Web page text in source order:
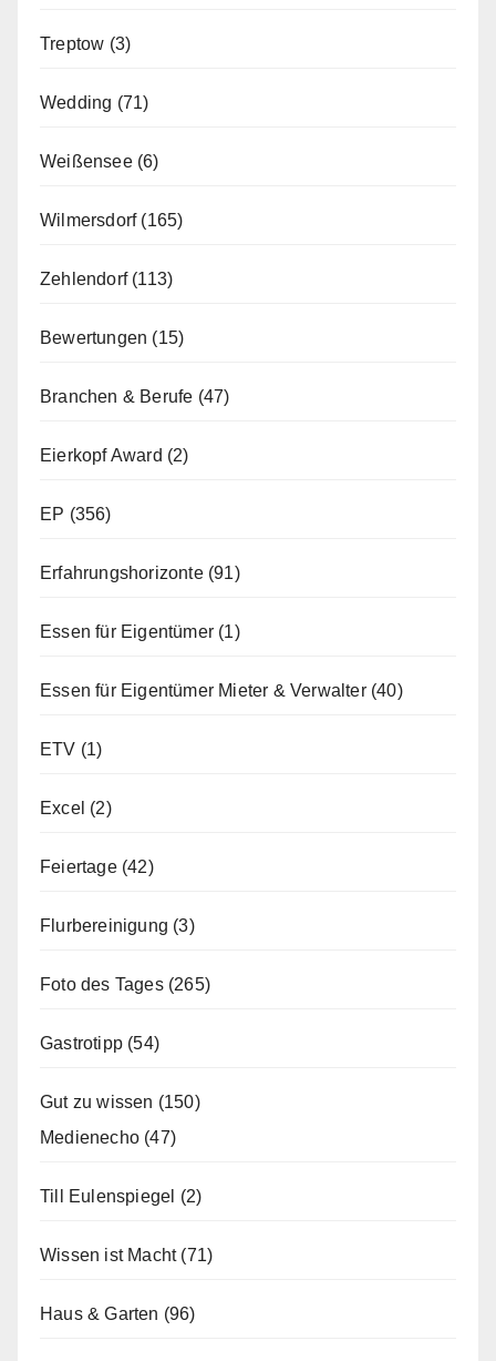
Treptow (3)
Wedding (71)
Weißensee(6)
Wilmersdorf(165)
Zehlendorf(113)
Bewertungen (15)
Branchen & Berufe (47)
Eierkopf Award (2)
EP (356)
Erfahrungshorizonte(91)
Essen für Eigentümer (1)
Essen für Eigentümer Mieter & Verwalter(40)
ETV (1)
Excel (2)
Feiertage(42)
Flurbereinigung (3)
Foto des Tages(265)
Gastrotipp (54)
Gut zu wissen (150)
Medienecho (47)
Till Eulenspiegel (2)
Wissen ist Macht(71)
Haus & Garten (96)